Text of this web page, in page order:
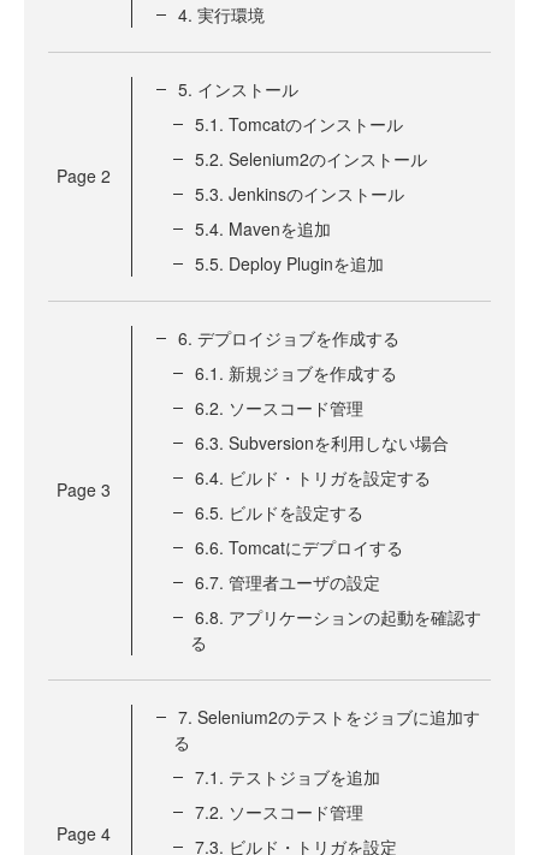
4. 実行環境
Page 2
5. インストール
5.1. Tomcatのインストール
5.2. Selenium2のインストール
5.3. Jenkinsのインストール
5.4. Mavenを追加
5.5. Deploy Pluginを追加
Page 3
6. デプロイジョブを作成する
6.1. 新規ジョブを作成する
6.2. ソースコード管理
6.3. Subversionを利用しない場合
6.4. ビルド・トリガを設定する
6.5. ビルドを設定する
6.6. Tomcatにデプロイする
6.7. 管理者ユーザの設定
6.8. アプリケーションの起動を確認す
る
Page 4
7. Selenium2のテストをジョブに追加す
る
7.1. テストジョブを追加
7.2. ソースコード管理
7.3. ビルド・トリガを設定